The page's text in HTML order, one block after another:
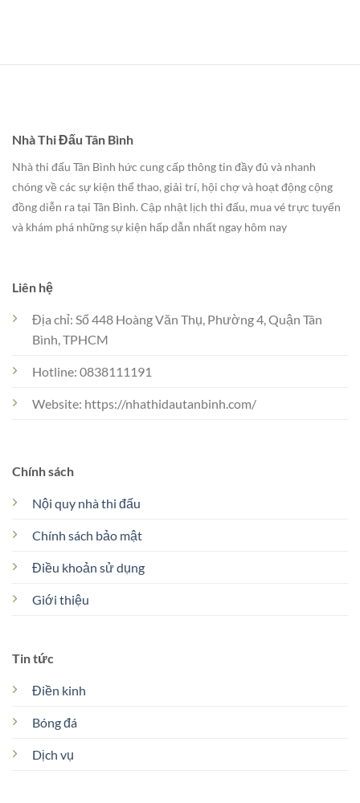
Nhà Thi Đấu Tân Bình
Nhà thi đấu Tân Bình hức cung cấp thông tin đầy đủ và nhanh
chóng về các sự kiện thể thao, giải trí, hội chợ và hoạt động cộng
đồng diễn ra tại Tân Bình. Cập nhật lịch thi đấu, mua vé trực tuyến
và khám phá những sự kiện hấp dẫn nhất ngay hôm nay
Chính sách
Nội quy nhà thi đấu
Chính sách bảo mật
Điều khoản sử dụng
Giới thiệu
Tin tức
Điền kinh
Bóng đá
Dịch vụ
Liên hệ
Địa chỉ: Số 448 Hoàng Văn Thụ, Phường 4, Quận Tân
Bình, TPHCM
Hotline: 0838111191
Website: https://nhathidautanbinh.com/